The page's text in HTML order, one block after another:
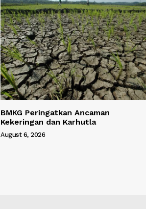
BMKG Peringatkan Ancaman
Kekeringan dan Karhutla
August 6, 2026